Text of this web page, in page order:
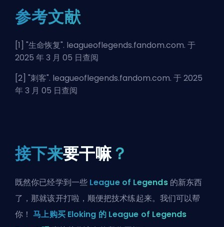
参考文献
[1] "生命恢复". leagueoflegends.fandom.com. 于
2025 年 3 月 05 日查阅
[2] "刺客". leagueoflegends.fandom.com. 于 2025
年 3 月 05 日查阅
接下来要干嘛？
既然你已经学到一些 League of Legends的新东西
了，那就该开打啦，顺便把技术练起来。我们可以帮
你！马上购买 Eloking 的 League of Legends